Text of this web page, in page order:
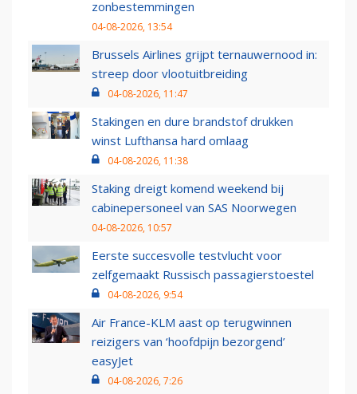
zonbestemmingen
04-08-2026, 13:54
Brussels Airlines grijpt ternauwernood in:
streep door vlootuitbreiding
04-08-2026, 11:47
Stakingen en dure brandstof drukken
winst Lufthansa hard omlaag
04-08-2026, 11:38
Staking dreigt komend weekend bij
cabinepersoneel van SAS Noorwegen
04-08-2026, 10:57
Eerste succesvolle testvlucht voor
zelfgemaakt Russisch passagierstoestel
04-08-2026, 9:54
Air France-KLM aast op terugwinnen
reizigers van ‘hoofdpijn bezorgend’
easyJet
04-08-2026, 7:26